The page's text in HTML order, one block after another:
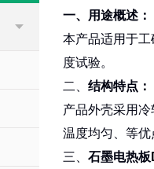
一、
用途概述：
本产品适用于
度试验。
二、 结构特点：
产品外壳采用
温度均匀、等优
三、 石墨电热